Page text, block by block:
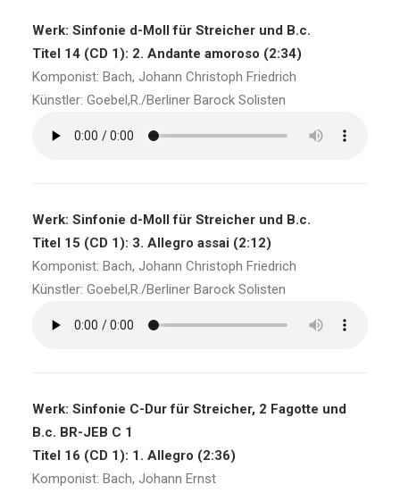
Werk: Sinfonie d-Moll für Streicher und B.c.
Titel 14 (CD 1): 2. Andante amoroso (2:34)
Komponist: Bach, Johann Christoph Friedrich
Künstler: Goebel,R./Berliner Barock Solisten
Werk: Sinfonie d-Moll für Streicher und B.c.
Titel 15 (CD 1): 3. Allegro assai (2:12)
Komponist: Bach, Johann Christoph Friedrich
Künstler: Goebel,R./Berliner Barock Solisten
Werk: Sinfonie C-Dur für Streicher, 2 Fagotte und
B.c. BR-JEB C 1
Titel 16 (CD 1): 1. Allegro (2:36)
Komponist: Bach, Johann Ernst